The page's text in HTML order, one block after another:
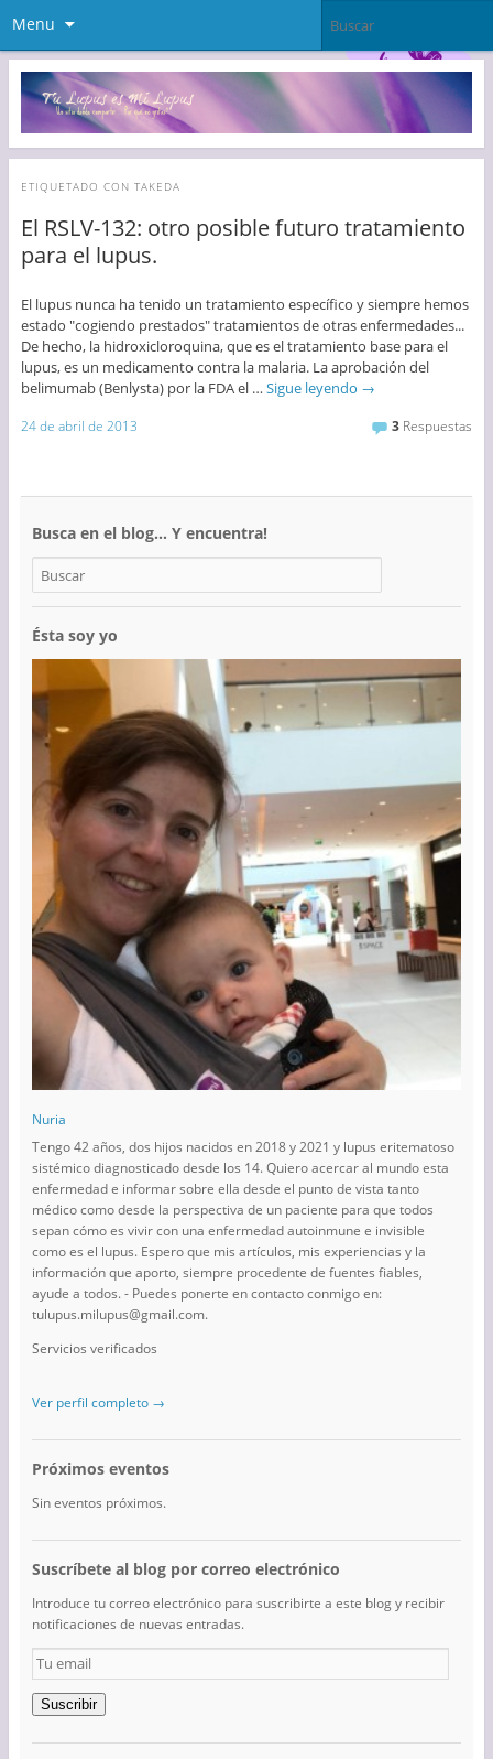
Menu
ETIQUETADO CON TAKEDA
El RSLV-132: otro posible futuro tratamiento
para el lupus.
El lupus nunca ha tenido un tratamiento específico y siempre hemos
estado "cogiendo prestados" tratamientos de otras enfermedades...
De hecho, la hidroxicloroquina, que es el tratamiento base para el
lupus, es un medicamento contra la malaria. La aprobación del
belimumab (Benlysta) por la FDA el … Sigue leyendo →
24 de abril de 2013 3 Respuestas
Busca en el blog… Y encuentra!
Ésta soy yo
Nuria
Tengo 42 años, dos hijos nacidos en 2018 y 2021 y lupus eritematoso
sistémico diagnosticado desde los 14. Quiero acercar al mundo esta
enfermedad e informar sobre ella desde el punto de vista tanto
médico como desde la perspectiva de un paciente para que todos
sepan cómo es vivir con una enfermedad autoinmune e invisible
como es el lupus. Espero que mis artículos, mis experiencias y la
información que aporto, siempre procedente de fuentes fiables,
ayude a todos. - Puedes ponerte en contacto conmigo en:
tulupus.milupus@gmail.com.
Servicios verificados
Ver perfil completo →
Próximos eventos
Sin eventos próximos.
Suscríbete al blog por correo electrónico
Introduce tu correo electrónico para suscribirte a este blog y recibir
notificaciones de nuevas entradas.
Tu
email
Suscribir